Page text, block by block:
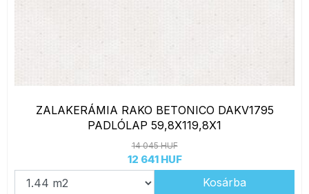
ZALAKERÁMIA RAKO BETONICO DAKV1795
PADLÓLAP 59,8X119,8X1
14 045 HUF
12 641 HUF
Kosárba